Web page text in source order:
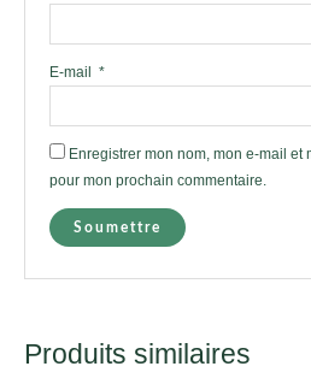
E-mail*
Enregistrer mon nom, mon e-mail et
pour mon prochain commentaire.
Produits similaires